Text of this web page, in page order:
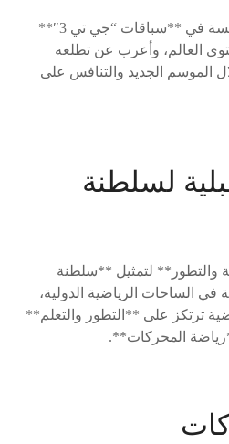
أبرز الفيصل الزبير أن المنافسة في **سباقات “جي تي 3″**
العالم، وأعرب عن تطلعه
الموسم الجديد والتنافس على
لسلطنة
والتطور** لتمثيل **سلطنة
الساحات الرياضية الدولية،
ترتكز على **التطور والتعلم**
المحركات**.